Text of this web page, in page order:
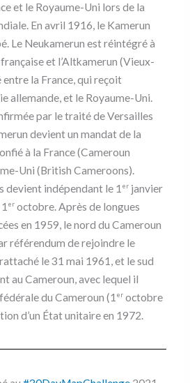
et le Royaume-Uni lors de la
En avril 1916, le Kamerun
Le Neukamerun est réintégré à
et l’Altkamerun (Vieux-
la France, qui reçoit
allemande, et le Royaume-Uni.
par le traité de Versailles
devient un mandat de la
à la France (Cameroun
Uni (British Cameroons).
devient indépendant le 1 erjanvier
eroctobre. Après de longues
en 1959, le nord du Cameroun
référendum de rejoindre le
le 31 mai 1961, et le sud
au Cameroun, avec lequel il
du Cameroun (1 eroctobre
d’un État unitaire en 1972.